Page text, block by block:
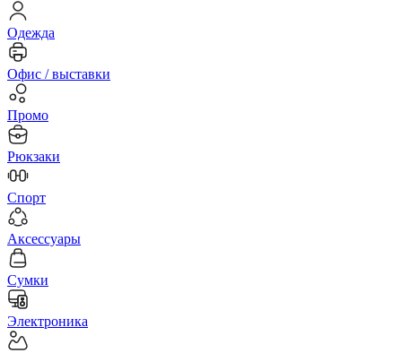
Одежда
Офис / выставки
Промо
Рюкзаки
Спорт
Аксессуары
Сумки
Электроника